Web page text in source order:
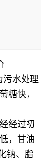
污水处理
糖快，
经过初
，甘油
钠、脂